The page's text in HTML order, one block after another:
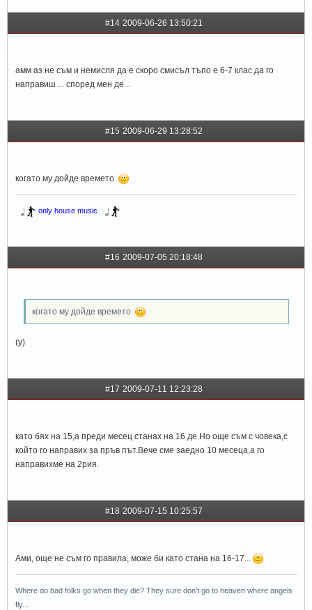
#14 2009-06-26 13:50:21
амм аз не съм и немисля да е скоро смисъл тъпо е 6-7 клас да го
направиш ... според мен де ..
#15 2009-06-29 13:28:52
когато му дойде времето
only house music
#16 2009-07-05 20:18:48
когато му дойде времето
(y)
#17 2009-07-11 12:23:28
като бях на 15,а преди месец станах на 16 де.Но още съм с човека,с
който го направих за пръв път.Вече сме заедно 10 месеца,а го
направихме на 2рия.
#18 2009-07-15 10:25:57
Ами, още не съм го правила, може би като стана на 16-17...
Where do bad folks go when they die? They sure don't go to heaven where angels
fly...